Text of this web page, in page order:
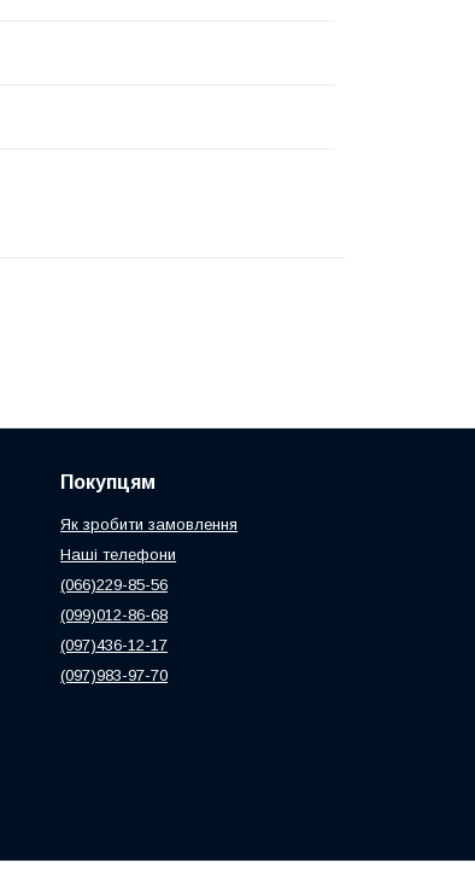
Покупцям
Як зробити замовлення
Наші телефони
(066)229-85-56
(099)012-86-68
(097)436-12-17
(097)983-97-70